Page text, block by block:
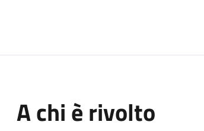
A chi è rivolto